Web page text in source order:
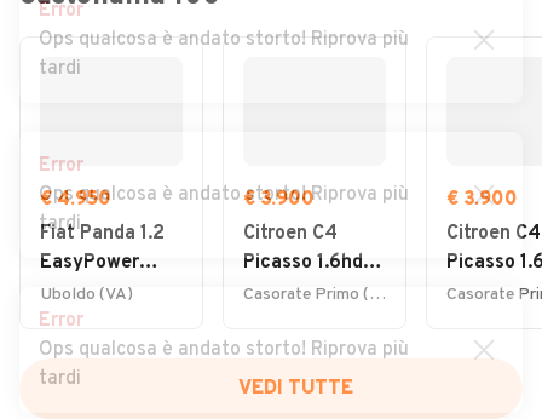
€ 4.950
Fiat Panda 1.2
EasyPower
Lounge
Uboldo (VA)
€ 3.900
Citroen C4
Picasso 1.6hdi
7posti 2012
Casorate Primo (PV)
€ 3.900
Citroen C4
Picasso
7posti
VEDI TUTTE
Error
Ops qualcosa è andato storto! Riprova più
tardi
Error
Ops qualcosa è andato storto! Riprova più
tardi
Error
Ops qualcosa è andato storto! Riprova più
tardi